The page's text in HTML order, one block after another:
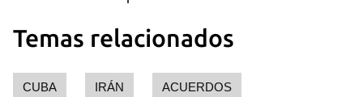
Temas relacionados
CUBA IRÁN ACUERDOS